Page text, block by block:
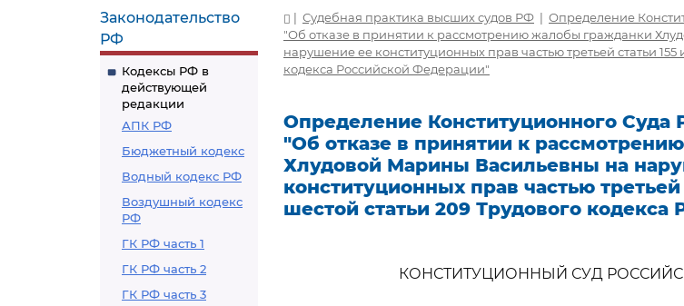
Законодательство
РФ
Кодексы РФ в
действующей
редакции
АПК РФ
Бюджетный кодекс
Водный кодекс РФ
Воздушный кодекс
РФ
ГК РФ часть 1
ГК РФ часть 2
ГК РФ часть 3
| Судебная практика высших судов РФ | Определение
"Об отказе в принятии к рассмотрению жалобы гражданки
нарушение ее конституционных прав частью третьей статьи 155
кодекса Российской Федерации"
Определение Конституционного Суда
"Об отказе в принятии к
Хлудовой Марины Васильевны на
конституционных прав частью третьей
шестой статьи 209 Трудового
КОНСТИТУЦИОННЫЙ СУД